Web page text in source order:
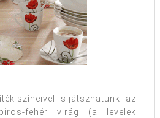
színeivel is játszhatunk: az
fehér virág (a levelek